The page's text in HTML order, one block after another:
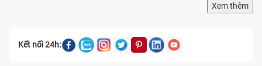
Xem thêm
Kết nối 24h: